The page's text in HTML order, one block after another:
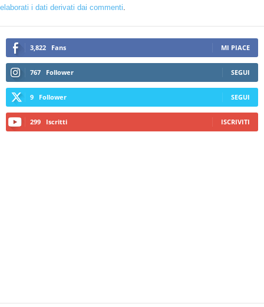
elaborati i dati derivati dai commenti
3,822 Fans MI PIACE
767 Follower SEGUI
9 Follower SEGUI
299 Iscritti ISCRIVITI